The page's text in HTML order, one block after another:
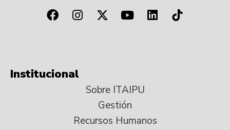
Institucional
Sobre ITAIPU
Gestión
Recursos Humanos